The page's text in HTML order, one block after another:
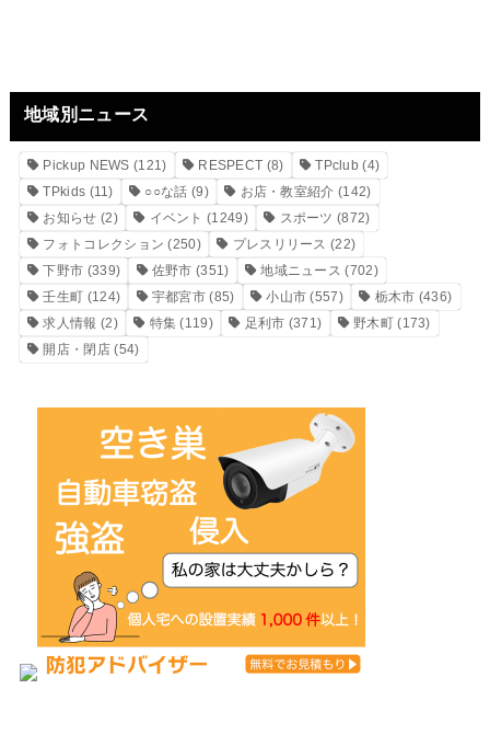
地域別ニュース
Pickup NEWS (121) RESPECT (8) TPclub (4)
TPkids (11) ○○な話 (9) お店・教室紹介 (142)
お知らせ (2) イベント (1249) スポーツ (872)
フォトコレクション (250) プレスリリース (22)
下野市 (339) 佐野市 (351) 地域ニュース (702)
壬生町 (124) 宇都宮市 (85) 小山市 (557) 栃木市 (436)
求人情報 (2) 特集 (119) 足利市 (371) 野木町(173)
開店・閉店(54)